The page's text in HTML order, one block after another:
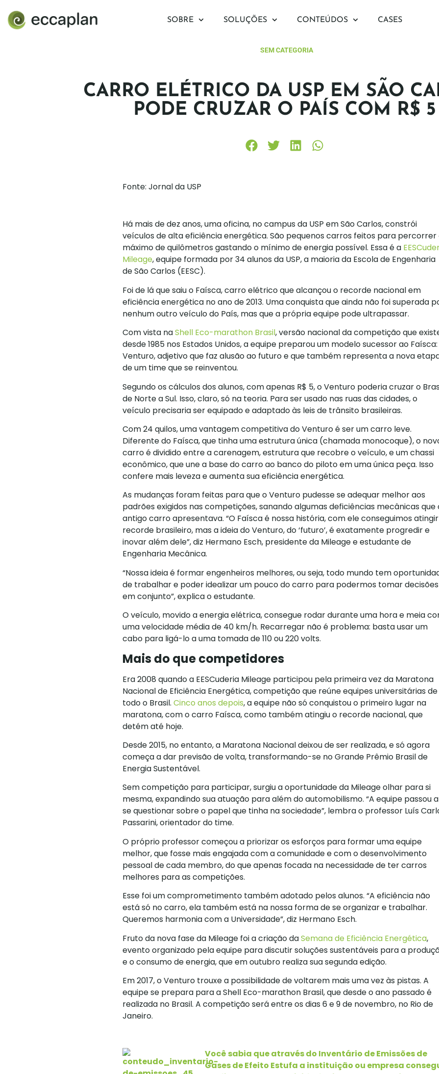
SOBRE SOLUÇÕES CONTEÚDOS CASES
SEM CATEGORIA
CARRO ELÉTRICO DA USP EM SÃO
PODE CRUZAR O PAÍS COM R$ 5
Fonte: Jornal da USP
Há mais de dez anos, uma oficina, no campus da USP em São Carlos, constrói
veículos de alta eficiência energética. São pequenos carros feitos para percorrer
máximo de quilômetros gastando o mínimo de energia possível. Essa é a
Mileage, equipe formada por 34 alunos da USP, a maioria da Escola de Engenharia
de São Carlos (EESC).
Foi de lá que saiu o Faísca, carro elétrico que alcançou o recorde nacional em
eficiência energética no ano de 2013. Uma conquista que ainda não foi superada
nenhum outro veículo do País, mas que a própria equipe pode ultrapassar.
Com vista naShell Eco-marathon Brasil, versão nacional da competição que
desde 1985 nos Estados Unidos, a equipe preparou um modelo sucessor ao
Venturo, adjetivo que faz alusão ao futuro e que também representa a nova
de um time que se reinventou.
Segundo os cálculos dos alunos, com apenas R$ 5, o Venturo poderia cruzar o
de Norte a Sul. Isso, claro, só na teoria. Para ser usado nas ruas das cidades, o
veículo precisaria ser equipado e adaptado às leis de trânsito brasileiras.
Com 24 quilos, uma vantagem competitiva do Venturo é ser um carro leve.
Diferente do Faísca, que tinha uma estrutura única (chamada monocoque), o
carro é dividido entre a carenagem, estrutura que recobre o veículo, e um chassi
econômico, que une a base do carro ao banco do piloto em uma única peça. Isso
confere mais leveza e aumenta sua eficiência energética.
As mudanças foram feitas para que o Venturo pudesse se adequar melhor aos
padrões exigidos nas competições, sanando algumas deficiências mecânicas que
antigo carro apresentava. “O Faísca é nossa história, com ele conseguimos
recorde brasileiro, mas a ideia do Venturo, do ‘futuro’, é exatamente progredir e
inovar além dele”, diz Hermano Esch, presidente da Mileage e estudante de
Engenharia Mecânica.
“Nossa ideia é formar engenheiros melhores, ou seja, todo mundo tem
de trabalhar e poder idealizar um pouco do carro para podermos tomar decisões
em conjunto”, explica o estudante.
O veículo, movido a energia elétrica, consegue rodar durante uma hora e meia
uma velocidade média de 40 km/h. Recarregar não é problema: basta usar um
cabo para ligá-lo a uma tomada de 110 ou 220 volts.
Mais do que competidores
Era 2008 quando a EESCuderia Mileage participou pela primeira vez da Maratona
Nacional de Eficiência Energética, competição que reúne equipes universitárias de
todo o Brasil. Cinco anos depois, a equipe não só conquistou o primeiro lugar na
maratona, com o carro Faísca, como também atingiu o recorde nacional, que
detém até hoje.
Desde 2015, no entanto, a Maratona Nacional deixou de ser realizada, e só agora
começa a dar previsão de volta, transformando-se no Grande Prêmio Brasil de
Energia Sustentável.
Sem competição para participar, surgiu a oportunidade da Mileage olhar para si
mesma, expandindo sua atuação para além do automobilismo. “A equipe passou a
se questionar sobre o papel que tinha na sociedade”, lembra o professor Luís
Passarini, orientador do time.
O próprio professor começou a priorizar os esforços para formar uma equipe
melhor, que fosse mais engajada com a comunidade e com o desenvolvimento
pessoal de cada membro, do que apenas focada na necessidade de ter carros
melhores para as competições.
Esse foi um comprometimento também adotado pelos alunos. “A eficiência não
está só no carro, ela também está na nossa forma de se organizar e trabalhar.
Queremos harmonia com a Universidade”, diz Hermano Esch.
Fruto da nova fase da Mileage foi a criação daSemana de Eficiência Energética,
evento organizado pela equipe para discutir soluções sustentáveis para a
e o consumo de energia, que em outubro realiza sua segunda edição.
Em 2017, o Venturo trouxe a possibilidade de voltarem mais uma vez às pistas. A
equipe se prepara para a Shell Eco-marathon Brasil, que desde o ano passado é
realizada no Brasil. A competição será entre os dias 6 e 9 de novembro, no Rio de
Janeiro.
Você sabia que através do Inventário de Emissões de
Gases de Efeito Estufa a instituição ou empresa